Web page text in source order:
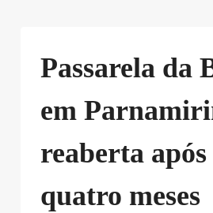
Passarela da
em
reaberta após
quatro meses